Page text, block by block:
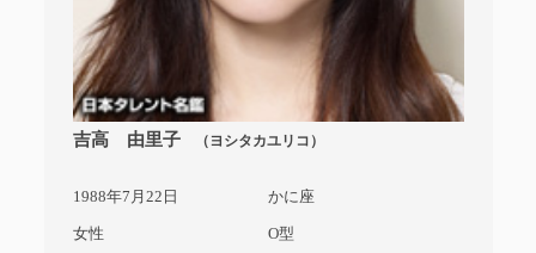
吉高 由里子 （ヨシタカユリコ）
1988年7月22日 かに座
女性 O型